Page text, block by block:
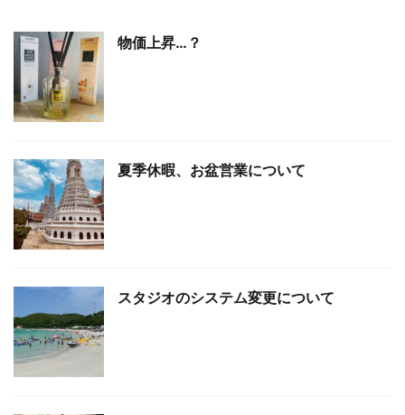
物価上昇…？
夏季休暇、お盆営業について
スタジオのシステム変更について